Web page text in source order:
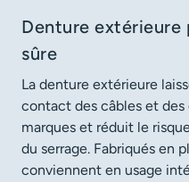
Denture
sûre
La denture extérieure
contact des câbles et
marques et réduit le
du serrage. Fabriqués en
conviennent en usage